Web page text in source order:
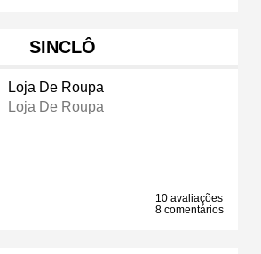
SINCLÔ
Loja De Roupa
Loja De Roupa
10 avaliações
8 comentários